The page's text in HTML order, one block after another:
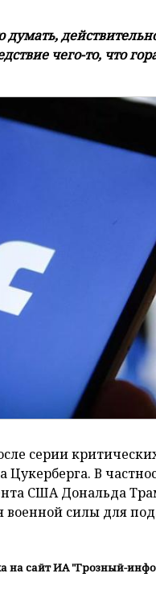
думать,
чего-то, что
серии
Цукерберга. В
США Дональда
силы для
сайт ИА "Грозный-